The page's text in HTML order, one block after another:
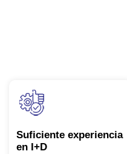
Suficiente experiencia
en I+D